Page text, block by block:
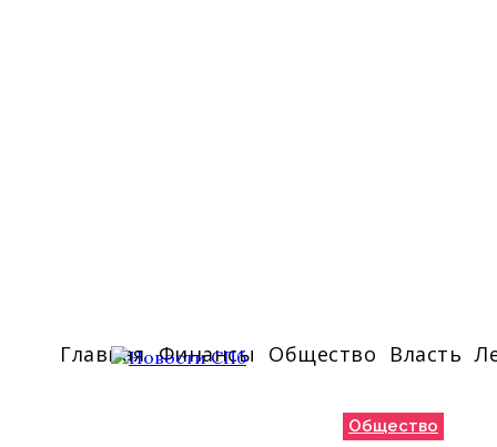
Главная Финансы Общество Власть
Общество